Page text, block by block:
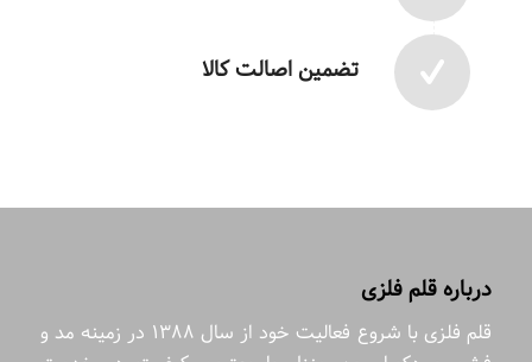
تضمین اصالت کالا
درباره قلم فلزی
قلم فلزی با شروع فعالیت خود از سال 1388 در زمینه مد و